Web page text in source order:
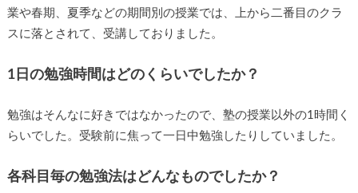
クラスのなかでは成績が振るわない方でしたので、志望校別
の授業や春期、夏季などの期間別の授業では、上から二番目
勉強はそんなに好きではなかったので、塾の授業以外の1時間
た。